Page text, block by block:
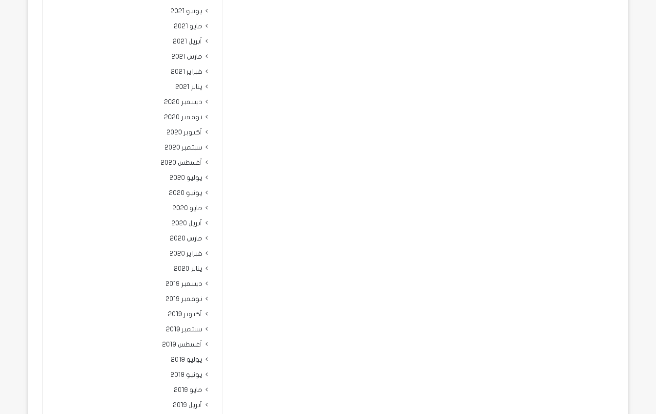
يونيو 2021
مايو 2021
أبريل 2021
مارس 2021
فبراير 2021
يناير 2021
ديسمبر 2020
نوفمبر 2020
أكتوبر 2020
سبتمبر 2020
أغسطس 2020
يوليو 2020
يونيو 2020
مايو 2020
أبريل 2020
مارس 2020
فبراير 2020
يناير 2020
ديسمبر 2019
نوفمبر 2019
أكتوبر 2019
سبتمبر 2019
أغسطس 2019
يوليو 2019
يونيو 2019
مايو 2019
أبريل 2019